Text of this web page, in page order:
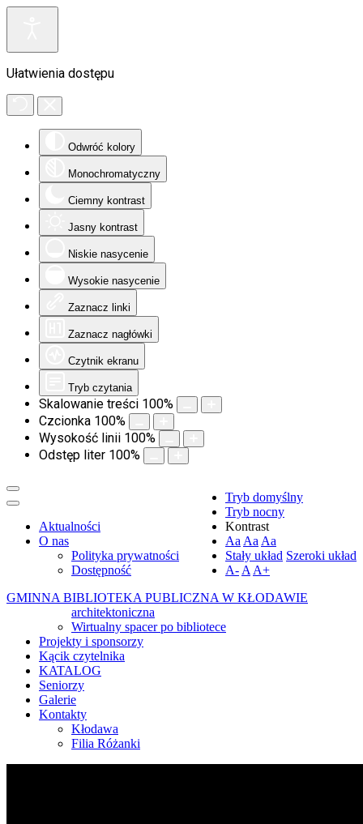
Ułatwienia dostępu
Odwróć kolory
Monochromatyczny
Ciemny kontrast
Jasny kontrast
Niskie nasycenie
Wysokie nasycenie
Zaznacz linki
Zaznacz nagłówki
Czytnik ekranu
Tryb czytania
Skalowanie treści 100%
Czcionka 100%
Wysokość linii 100%
Odstęp liter 100%
Tryb domyślny
Tryb nocny
Kontrast
Aa Aa Aa
Stały układ Szeroki układ
A- A A+
GMINNA BIBLIOTEKA PUBLICZNA W KŁODAWIE
Aktualności
O nas
Polityka prywatności
Dostępność
architektoniczna
Wirtualny spacer po bibliotece
Projekty i sponsorzy
Kącik czytelnika
KATALOG
Seniorzy
Galerie
Kontakty
Kłodawa
Filia Różanki